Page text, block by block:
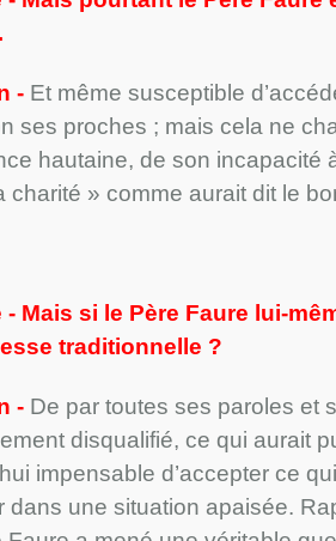
-Et même susceptible
ses proches ; mais cela ne
hautaine, de son incapacité
charité » comme aurait dit le
Mais si le Père Faure lui-
traditionnelle ?
-De par toutes ses paroles et
disqualifié, ce qui aurait
impensable d’accepter ce
dans une situation apaisée.